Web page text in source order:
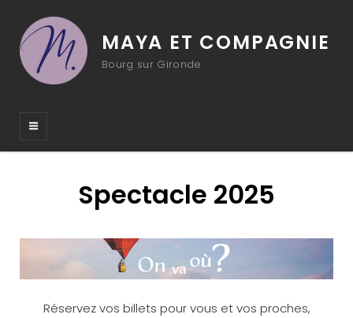
MAYA ET COMPAGNIE
Bourg sur Gironde
Spectacle 2025
Réservez vos billets pour vous et vos proches,